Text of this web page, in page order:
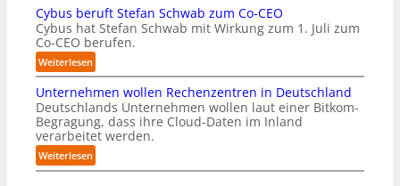
u
f
d
i
e
m
p
l
e
m
e
-
K
o
m
m
i
s
s
i
o
n
Cybus beruft Stefan Schwab zum Co-CEO
Cybus hat Stefan Schwab mit Wirkung zum 1. Juli zum
Co-CEO berufen.
Weiterlesen:
C
y
b
u
s
b
e
Unternehmen wollen Rechenzentren in Deutschland
Deutschlands Unternehmen wollen laut einer Bitkom-
Begragung, dass ihre Cloud-Daten im Inland
verarbeitet werden.
Weiterlesen:
U